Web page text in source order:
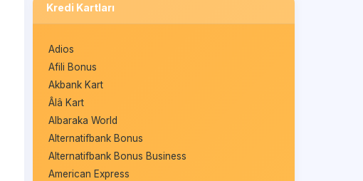
Kredi Kartları
Adios
Afili Bonus
Akbank Kart
Âlâ Kart
Albaraka World
Alternatifbank Bonus
Alternatifbank Bonus Business
American Express